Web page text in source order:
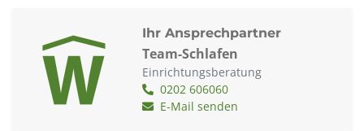
Ihr Ansprechpartner
Team-Schlafen
Einrichtungsberatung
0202 606060
E-Mail senden